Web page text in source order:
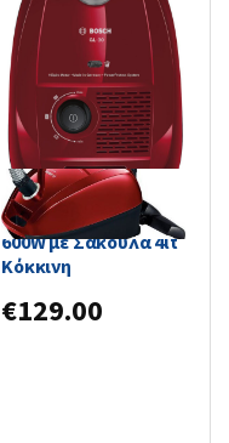
Bosch BGL3A210
Ηλεκτρική Σκούπα
600W με Σακούλα 4lt
Κόκκινη
€129.00